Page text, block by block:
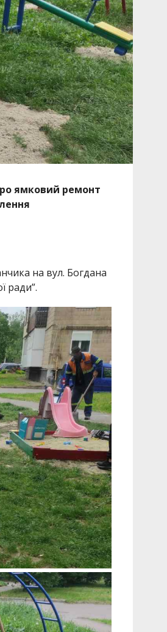
ямковий ремонт
на вул. Богдана
ради”.